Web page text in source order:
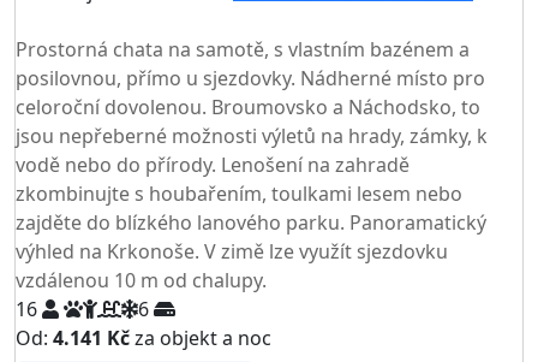
Prostorná chata na samotě, s vlastním bazénem a
posilovnou, přímo u sjezdovky. Nádherné místo pro
celoroční dovolenou. Broumovsko a Náchodsko, to
jsou nepřeberné možnosti výletů na hrady, zámky, k
vodě nebo do přírody. Lenošení na zahradě
zkombinujte s houbařením, toulkami lesem nebo
zajděte do blízkého lanového parku. Panoramatický
výhled na Krkonoše. V zimě lze využít sjezdovku
vzdálenou 10 m od chalupy.
16
6
Od: 4.141 Kčza objekt a noc